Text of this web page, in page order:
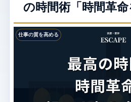
の時間術「時間革命
仕事の質を高める